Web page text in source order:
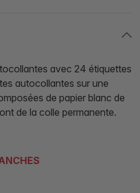
avec 24 étiquettes
autocollantes sur une
de papier blanc de
de la colle permanente.